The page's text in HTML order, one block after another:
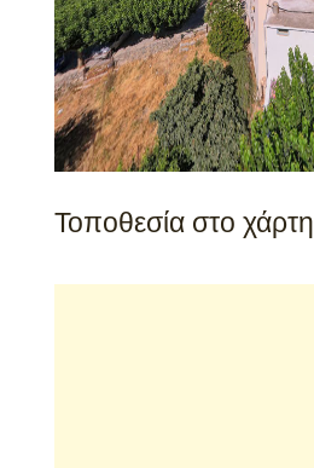
Τοποθεσία στο χάρτη